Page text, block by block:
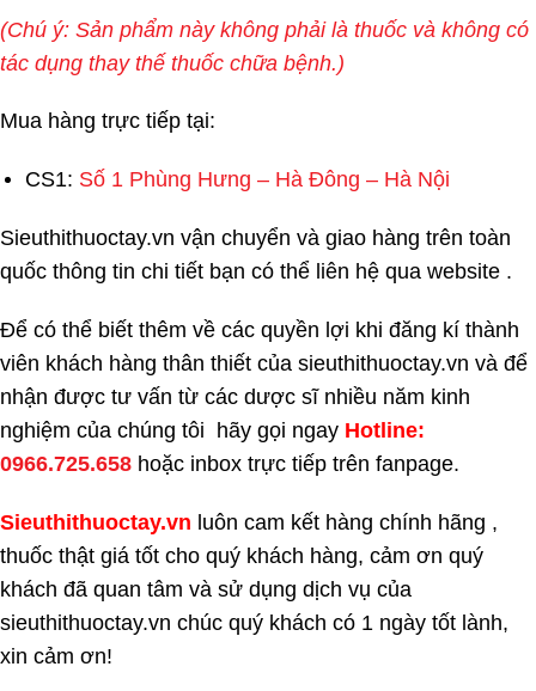
(Chú ý: Sản phẩm này không phải là thuốc và không có
tác dụng thay thế thuốc chữa bệnh.)
Mua hàng trực tiếp tại:
CS1: Số 1 Phùng Hưng – Hà Đông – Hà Nội
Sieuthithuoctay.vn vận chuyển và giao hàng trên toàn
quốc thông tin chi tiết bạn có thể liên hệ qua website .
Để có thể biết thêm về các quyền lợi khi đăng kí thành
viên khách hàng thân thiết của sieuthithuoctay.vn và để
nhận được tư vấn từ các dược sĩ nhiều năm kinh
nghiệm của chúng tôi hãy gọi ngay Hotline:
0966.725.658 hoặc inbox trực tiếp trên fanpage.
Sieuthithuoctay.vn luôn cam kết hàng chính hãng ,
thuốc thật giá tốt cho quý khách hàng, cảm ơn quý
khách đã quan tâm và sử dụng dịch vụ của
sieuthithuoctay.vn chúc quý khách có 1 ngày tốt lành,
xin cảm ơn!